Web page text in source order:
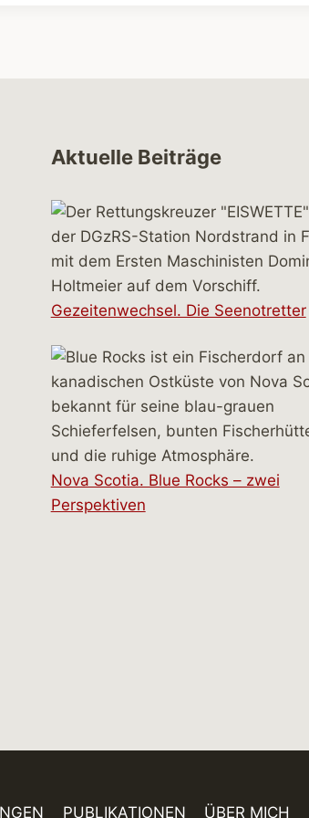
Aktuelle Beiträge
Gezeitenwechsel. Die Seenotretter
Nova Scotia. Blue Rocks – zwei
Perspektiven
PUBLIKATIONEN ÜBER MICH